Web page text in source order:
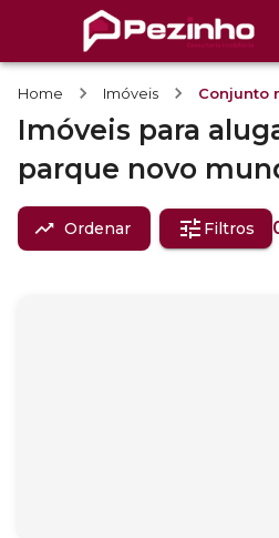
Home Imóveis Conjunto
Imóveis para
parque novo
Ordenar Filtros